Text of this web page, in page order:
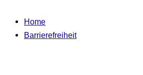
Home
Barrierefreiheit